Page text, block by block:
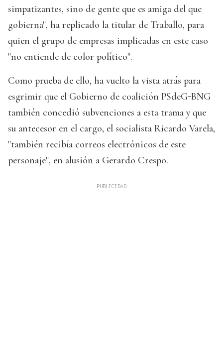
simpatizantes, sino de gente que es amiga del que
gobierna", ha replicado la titular de Traballo, para
quien el grupo de empresas implicadas en este caso
"no entiende de color político".
Como prueba de ello, ha vuelto la vista atrás para
esgrimir que el Gobierno de coalición PSdeG-BNG
también concedió subvenciones a esta trama y que
su antecesor en el cargo, el socialista Ricardo Varela,
"también recibía correos electrónicos de este
personaje", en alusión a Gerardo Crespo.